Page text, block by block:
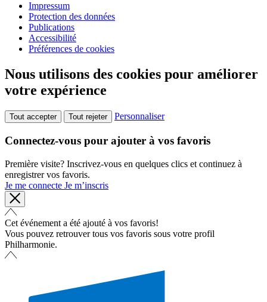
Impressum
Protection des données
Publications
Accessibilité
Préférences de cookies
Nous utilisons des cookies pour améliorer
votre expérience
Tout accepter Tout rejeter Personnaliser
Connectez-vous pour ajouter à vos favoris
Première visite? Inscrivez-vous en quelques clics et continuez à
enregistrer vos favoris.
Je me connecte Je m’inscris
Cet événement a été ajouté à vos favoris!
Vous pouvez retrouver tous vos favoris sous votre profil
Philharmonie.